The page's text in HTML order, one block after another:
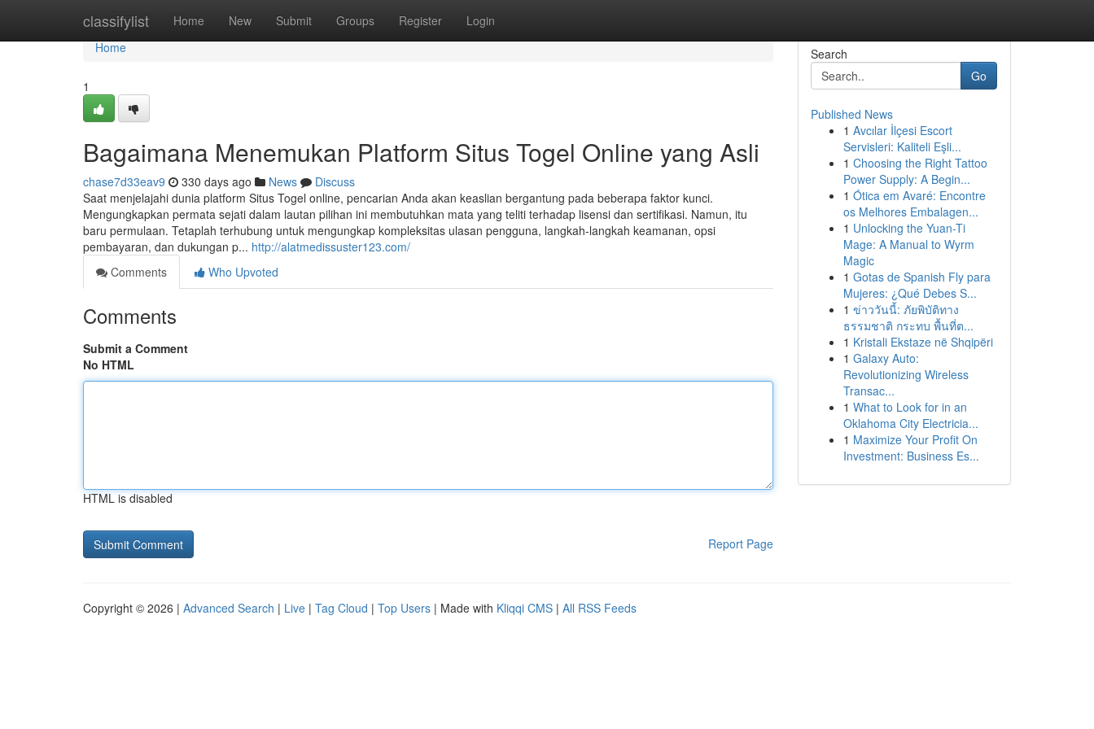
classifylist Home New Submit Groups Register Login
Home
Home
1
Bagaimana Menemukan Platform Situs Togel Online yang Asli
chase7d33eav9 330 days ago News
Discuss
Saat menjelajahi dunia platform Situs Togel online, pencarian Anda akan keaslian bergantung pada beberapa faktor kunci.
Mengungkapkan permata sejati dalam lautan pilihan ini membutuhkan mata yang teliti terhadap lisensi dan sertifikasi. Namun, itu
baru permulaan. Tetaplah terhubung untuk mengungkap kompleksitas ulasan pengguna, langkah-langkah keamanan, opsi
pembayaran, dan dukungan p... http://alatmedissuster123.com/
Comments
Who Upvoted
Comments
Submit a Comment
No HTML
HTML is disabled
Report Page
Search
Go
Published News
1 Avcılar İlçesi Escort
Servisleri: Kaliteli Eşli...
1 Choosing the Right Tattoo
Power Supply: A Begin...
1 Ótica em Avaré: Encontre
os Melhores Embalagen...
1 Unlocking the Yuan-Ti
Mage: A Manual to Wyrm
Magic
1 Gotas de Spanish Fly para
Mujeres: ¿Qué Debes S...
1 ข่าววันนี้: ภัยพิบัติทาง
ธรรมชาติ กระทบ พื้นที่ต...
1 Kristali Ekstaze në Shqipëri
1 Galaxy Auto:
Revolutionizing Wireless
Transac...
1 What to Look for in an
Oklahoma City Electricia...
1 Maximize Your Profit On
Investment: Business Es...
Copyright © 2026 | Advanced Search | Live | Tag Cloud | Top Users | Made with Kliqqi CMS | All RSS Feeds